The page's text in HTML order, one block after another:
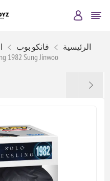
الرئيسية فانكو بوب
1982 Sung Jinwoo